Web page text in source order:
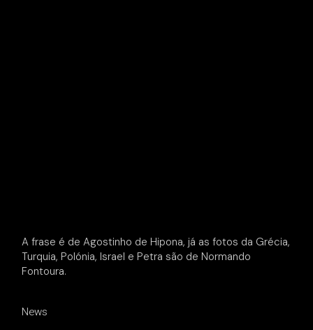
A frase é de Agostinho de Hipona, já as fotos da Grécia,
Turquia, Polónia, Israel e Petra são de Normando
Fontoura.
News